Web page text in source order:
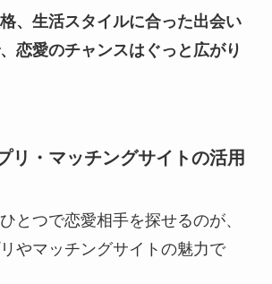
、生活スタイルに合った出会い
恋愛のチャンスはぐっと広がり
リ・マッチングサイトの活用
とつで恋愛相手を探せるのが、
やマッチングサイトの魅力で